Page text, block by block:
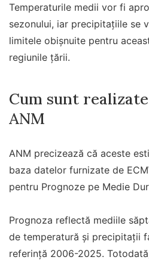
Temperaturile medii vor fi
sezonului, iar precipitațiile se
limitele obișnuite pentru
regiunile țării.
Cum sunt
ANM
ANM precizează că aceste
baza datelor furnizate de
pentru Prognoze pe Medie
Prognoza reflectă mediile
de temperatură și precipitații
referință 2006-2025.